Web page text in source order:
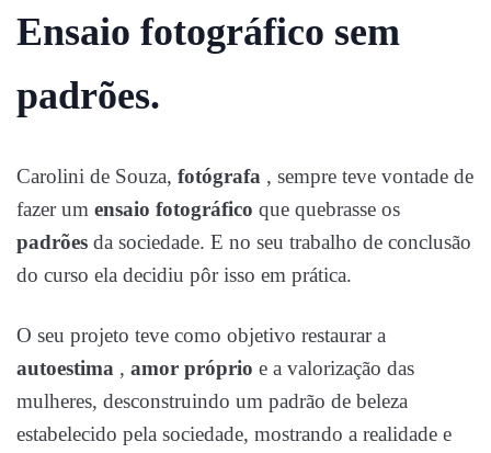
Ensaio fotográfico sem
padrões.
Carolini de Souza, fotógrafa , sempre teve vontade de
fazer um ensaio fotográfico que quebrasse os
padrões da sociedade. E no seu trabalho de conclusão
do curso ela decidiu pôr isso em prática.
O seu projeto teve como objetivo restaurar a
autoestima , amor próprio e a valorização das
mulheres, desconstruindo um padrão de beleza
estabelecido pela sociedade, mostrando a realidade e